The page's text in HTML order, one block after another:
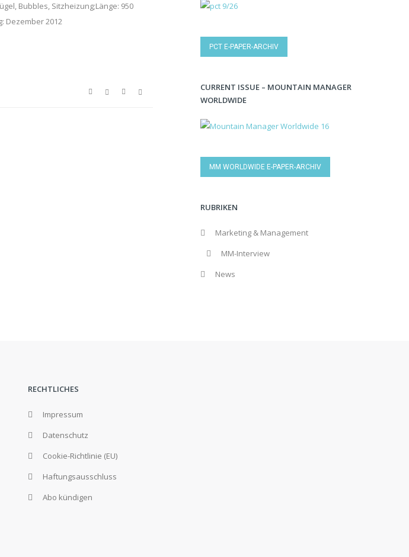
Bubbles, Sitzheizung;Länge: 950
Dezember 2012
PCT E-PAPER-ARCHIV
CURRENT ISSUE – MOUNTAIN MANAGER
WORLDWIDE
MM WORLDWIDE E-PAPER-ARCHIV
RUBRIKEN
Marketing & Management
MM-Interview
News
RECHTLICHES
Impressum
Datenschutz
Cookie-Richtlinie (EU)
Haftungsausschluss
Abo kündigen